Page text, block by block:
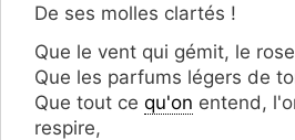
De ses molles clartés !
Que le vent qui gémit, le
Que les parfums légers de
Que tout ce qu'on entend,
respire,